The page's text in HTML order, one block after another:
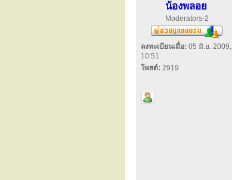
น้องพลอย
Moderators-2
ลงทะเบียนเมื่อ: 05 มิ.ย. 2009,
10:51
โพสต์: 2919